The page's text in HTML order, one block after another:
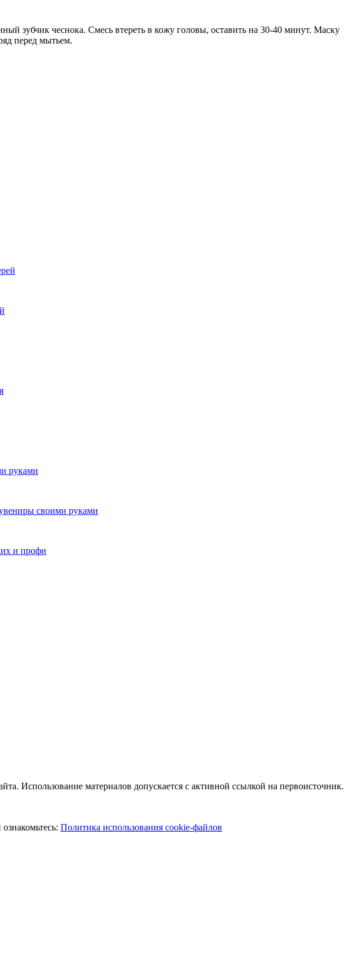
зубчик чеснока. Смесь втереть в кожу головы, оставить на 30-40 минут. Маску
перед мытьем.
руками
своими руками
и профи
Использование материалов допускается с активной ссылкой на первоисточник.
Политика использования cookie-файлов